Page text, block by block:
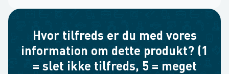
Hvor tilfreds er du med vores
information om dette produkt? (1
= slet ikke tilfreds, 5 = meget